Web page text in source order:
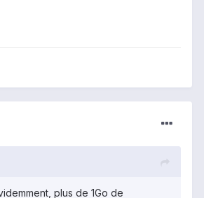
plus de 1Go de